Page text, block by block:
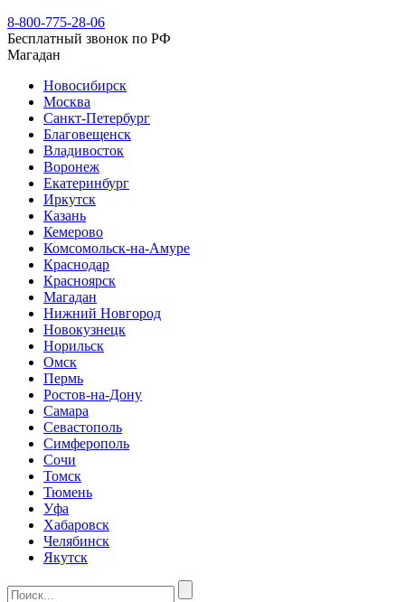
8-800-775-28-06
Бесплатный звонок по РФ
Магадан
Новосибирск
Москва
Санкт-Петербург
Благовещенск
Владивосток
Воронеж
Екатеринбург
Иркутск
Казань
Кемерово
Комсомольск-на-Амуре
Краснодар
Красноярск
Магадан
Нижний Новгород
Новокузнецк
Норильск
Омск
Пермь
Ростов-на-Дону
Самара
Севастополь
Симферополь
Сочи
Томск
Тюмень
Уфа
Хабаровск
Челябинск
Якутск